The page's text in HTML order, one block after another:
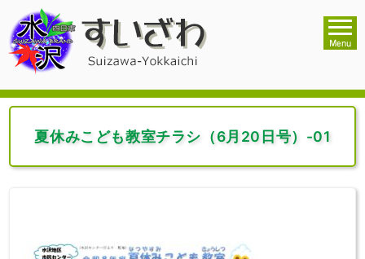
夏休みこども教室チラシ（6月20日号）-01